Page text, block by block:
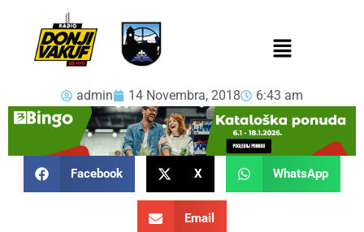
admin 14 Novembra, 2018 6:43 am
Facebook X WhatsApp
Email